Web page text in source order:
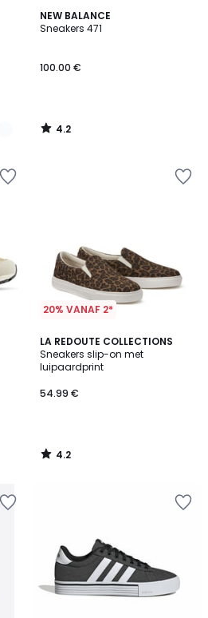
NEW BALANCE
Sneakers 471
100.00 €
4.2
/ 5
4.2
/
20% VANAF 2*
LA REDOUTE COLLECTIONS
Sneakers slip-on met
luipaardprint
54.99 €
4.2
/ 5
4.2
/